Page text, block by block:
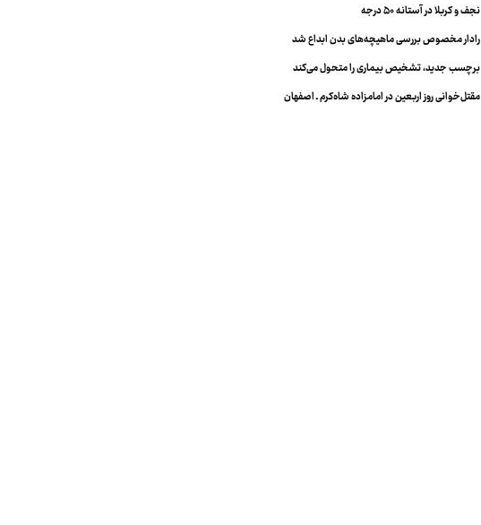
نجف و کربلا در آستانه ۵۰ درجه
رادار مخصوص بررسی ماهیچه‌های بدن ابداع شد
برچسب جدید، تشخیص بیماری را متحول می‌کند
مقتل‌خوانی روز اربعین در امامزاده شاه‌کرم ـ اصفهان